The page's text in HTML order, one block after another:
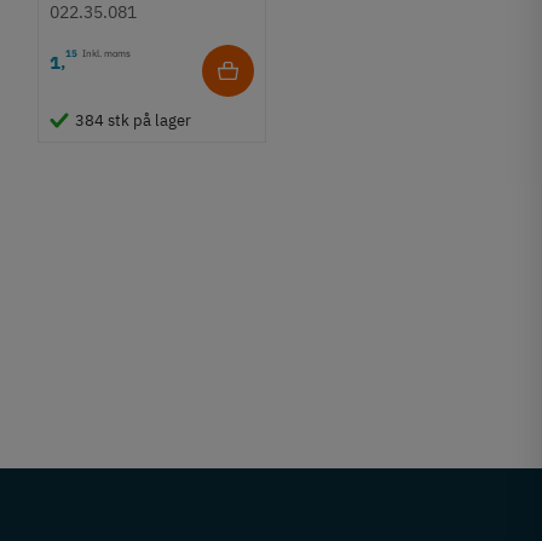
022.35.081
1,15 Inkl. moms
384 stk på lager